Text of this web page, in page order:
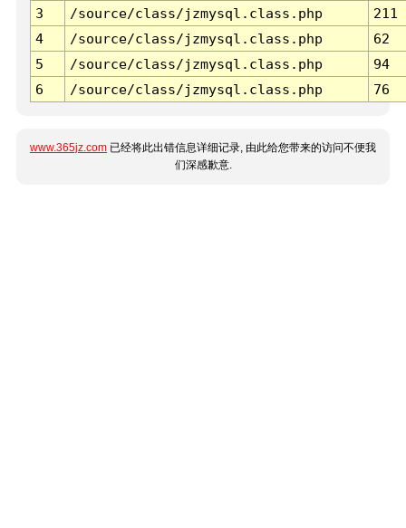
3 /source/class/jzmysql.class.php
211
4
/source/class/jzmysql.class.php
62
5
/source/class/jzmysql.class.php
94
6
/source/class/jzmysql.class.php 76
www.365jz.com 已经将此出错信息详细记录, 由此给您带来的访问不便我
们深感歉意.